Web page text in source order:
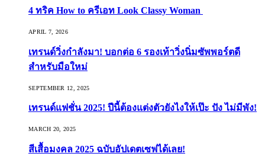
4 ทริค How to ครีเอท Look Classy Woman
APRIL 7, 2026
เทรนด์วิ่งกำลังมา! บอกต่อ 6 รองเท้าวิ่งนิ่มซัพพอร์ตดี
สำหรับมือใหม่
SEPTEMBER 12, 2025
เทรนด์แฟชั่น 2025! ปีนี้ต้องแต่งตัวยังไงให้เป๊ะ ปัง ไม่มีพัง!
MARCH 20, 2025
สีเสื้อมงคล 2025 ฉบับอัปเดตเซฟได้เลย!